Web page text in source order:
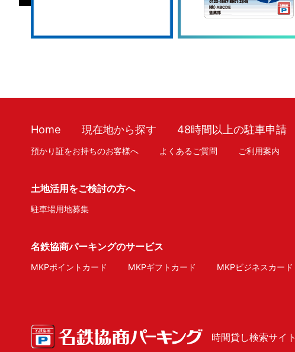
Home 現在地から探す 48時間以上の駐車申請
預かり証をお持ちのお客様へ よくあるご質問 ご利用案内
土地活用をご検討の方へ
駐車場用地募集
名鉄協商パーキングのサービス
MKPポイントカード MKPギフトカード MKPビジネスカード
時間貸し検索サイト